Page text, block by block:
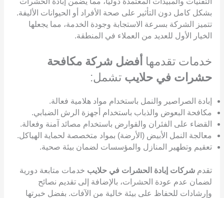
بشكل كامل دون التأثير على صحة الأفراد أو الحيوانات الأليفة.
تتميز الشركة بسرعة الاستجابة وجودة الخدمة، مما يجعلها
الخيار الأول للعديد من العملاء في المنطقة.
خدمات تقدمها أفضل شركة مكافحة
حشرات في حلايب تشمل:
إبادة الصراصير والنمل باستخدام مواد هلامية فعالة.
مكافحة البعوض والذباب باستخدام أجهزة الرش الضبابي.
القضاء على الفئران والقوارض باستخدام مصائد آمنة وفعالة.
معالجة النمل الأبيض (الأرضة) بمواد متخصصة لحماية الهياكل.
تعقيم وتطهير المنازل والمؤسسات لضمان بيئة صحية.
تقدم شركات إبادة الحشرات في حلايب خدمات متابعة دورية
لضمان عدم عودة الحشرات، بالإضافة إلى تقديم نصائح
وإرشادات للحفاظ على بيئة خالية من الآفات. بفضل خبرتها